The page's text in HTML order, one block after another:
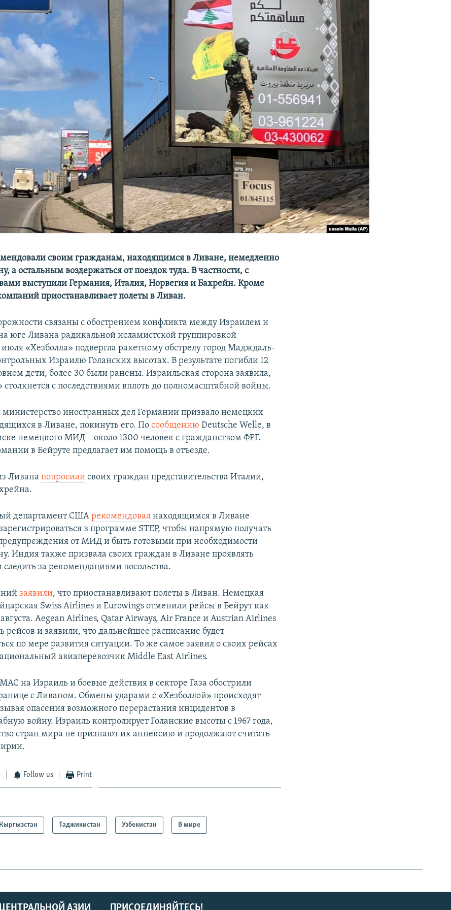
своим гражданам, находящимся в Ливане, немедленно
а остальным воздержаться от поездок туда. В частности, с
выступили Германия, Италия, Норвегия и Бахрейн. Кроме
приостанавливает полеты в Ливан.
связаны с обострением конфликта между Израилем и
юге Ливана радикальной исламистской группировкой
июля «Хезболла» подвергла ракетному обстрелу город Мадждаль-
Израилю Голанских высотах. В результате погибли 12
дети, более 30 были ранены. Израильская сторона заявила,
столкнется с последствиями вплоть до полномасштабной войны.
министерство иностранных дел Германии призвало немецких
в Ливане, покинуть его. Посообщению Deutsche Welle, в
немецкого МИД – около 1300 человек с гражданством ФРГ.
в Бейруте предлагает им помощь в отъезде.
Ливанапопросили своих граждан представительства Италии,
департамент СШАрекомендовал находящимся в Ливане
в программе STEP, чтобы напрямую получать
от МИД и быть готовыми при необходимости
Индия также призвала своих граждан в Ливане проявлять
следить за рекомендациями посольства.
заявили, что приостанавливают полеты в Ливан. Немецкая
Swiss Airlines и Eurowings отменили рейсы в Бейрут как
Aegean Airlines, Qatar Airways, Air France и Austrian Airlines
рейсов и заявили, что дальнейшее расписание будет
по мере развития ситуации. То же самое заявил о своих рейсах
авиаперевозчик Middle East Airlines.
на Израиль и боевые действия в секторе Газа обострили
с Ливаном. Обмены ударами с «Хезболлой» происходят
опасения возможного перерастания инцидентов в
войну. Израиль контролирует Голанские высоты с 1967 года,
стран мира не признают их аннексию и продолжают считать
Follow us Print
Кыргызстан Таджикистан Узбекистан В мире
ПРИСОЕДИНЯЙТЕСЬ!
АЗИИ